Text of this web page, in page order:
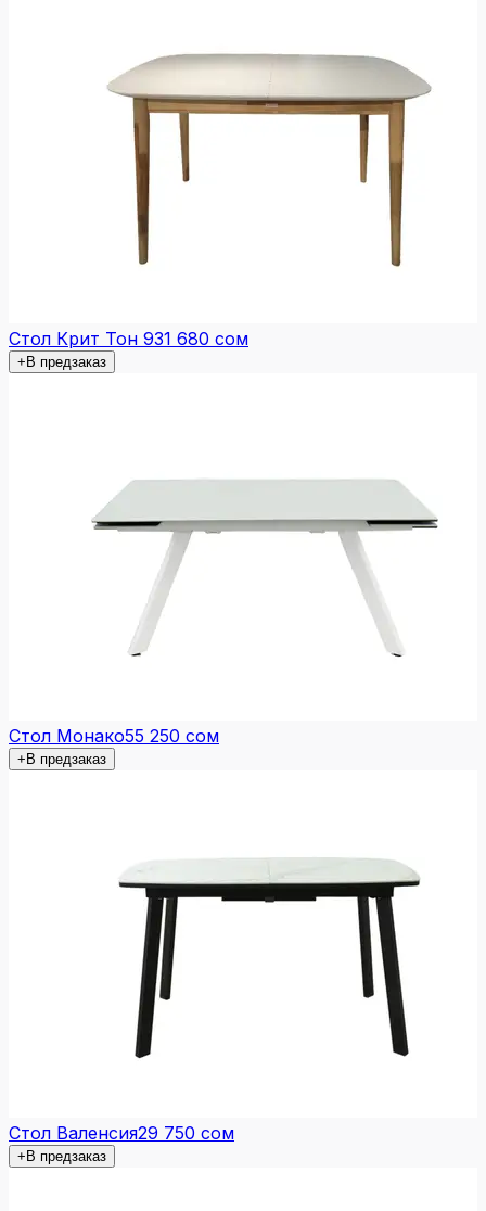
Стол Крит Тон 931 680 сом
+В предзаказ
Стол Монако55 250 сом
+В предзаказ
Стол Валенсия29 750 сом
+В предзаказ